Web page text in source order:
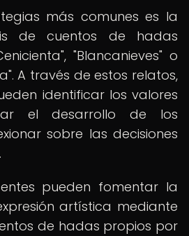
más comunes es la
de cuentos de hadas
"Blancanieves" o
A través de estos relatos,
identificar los valores
el desarrollo de los
sobre las decisiones
pueden fomentar la
artística mediante
de hadas propios por